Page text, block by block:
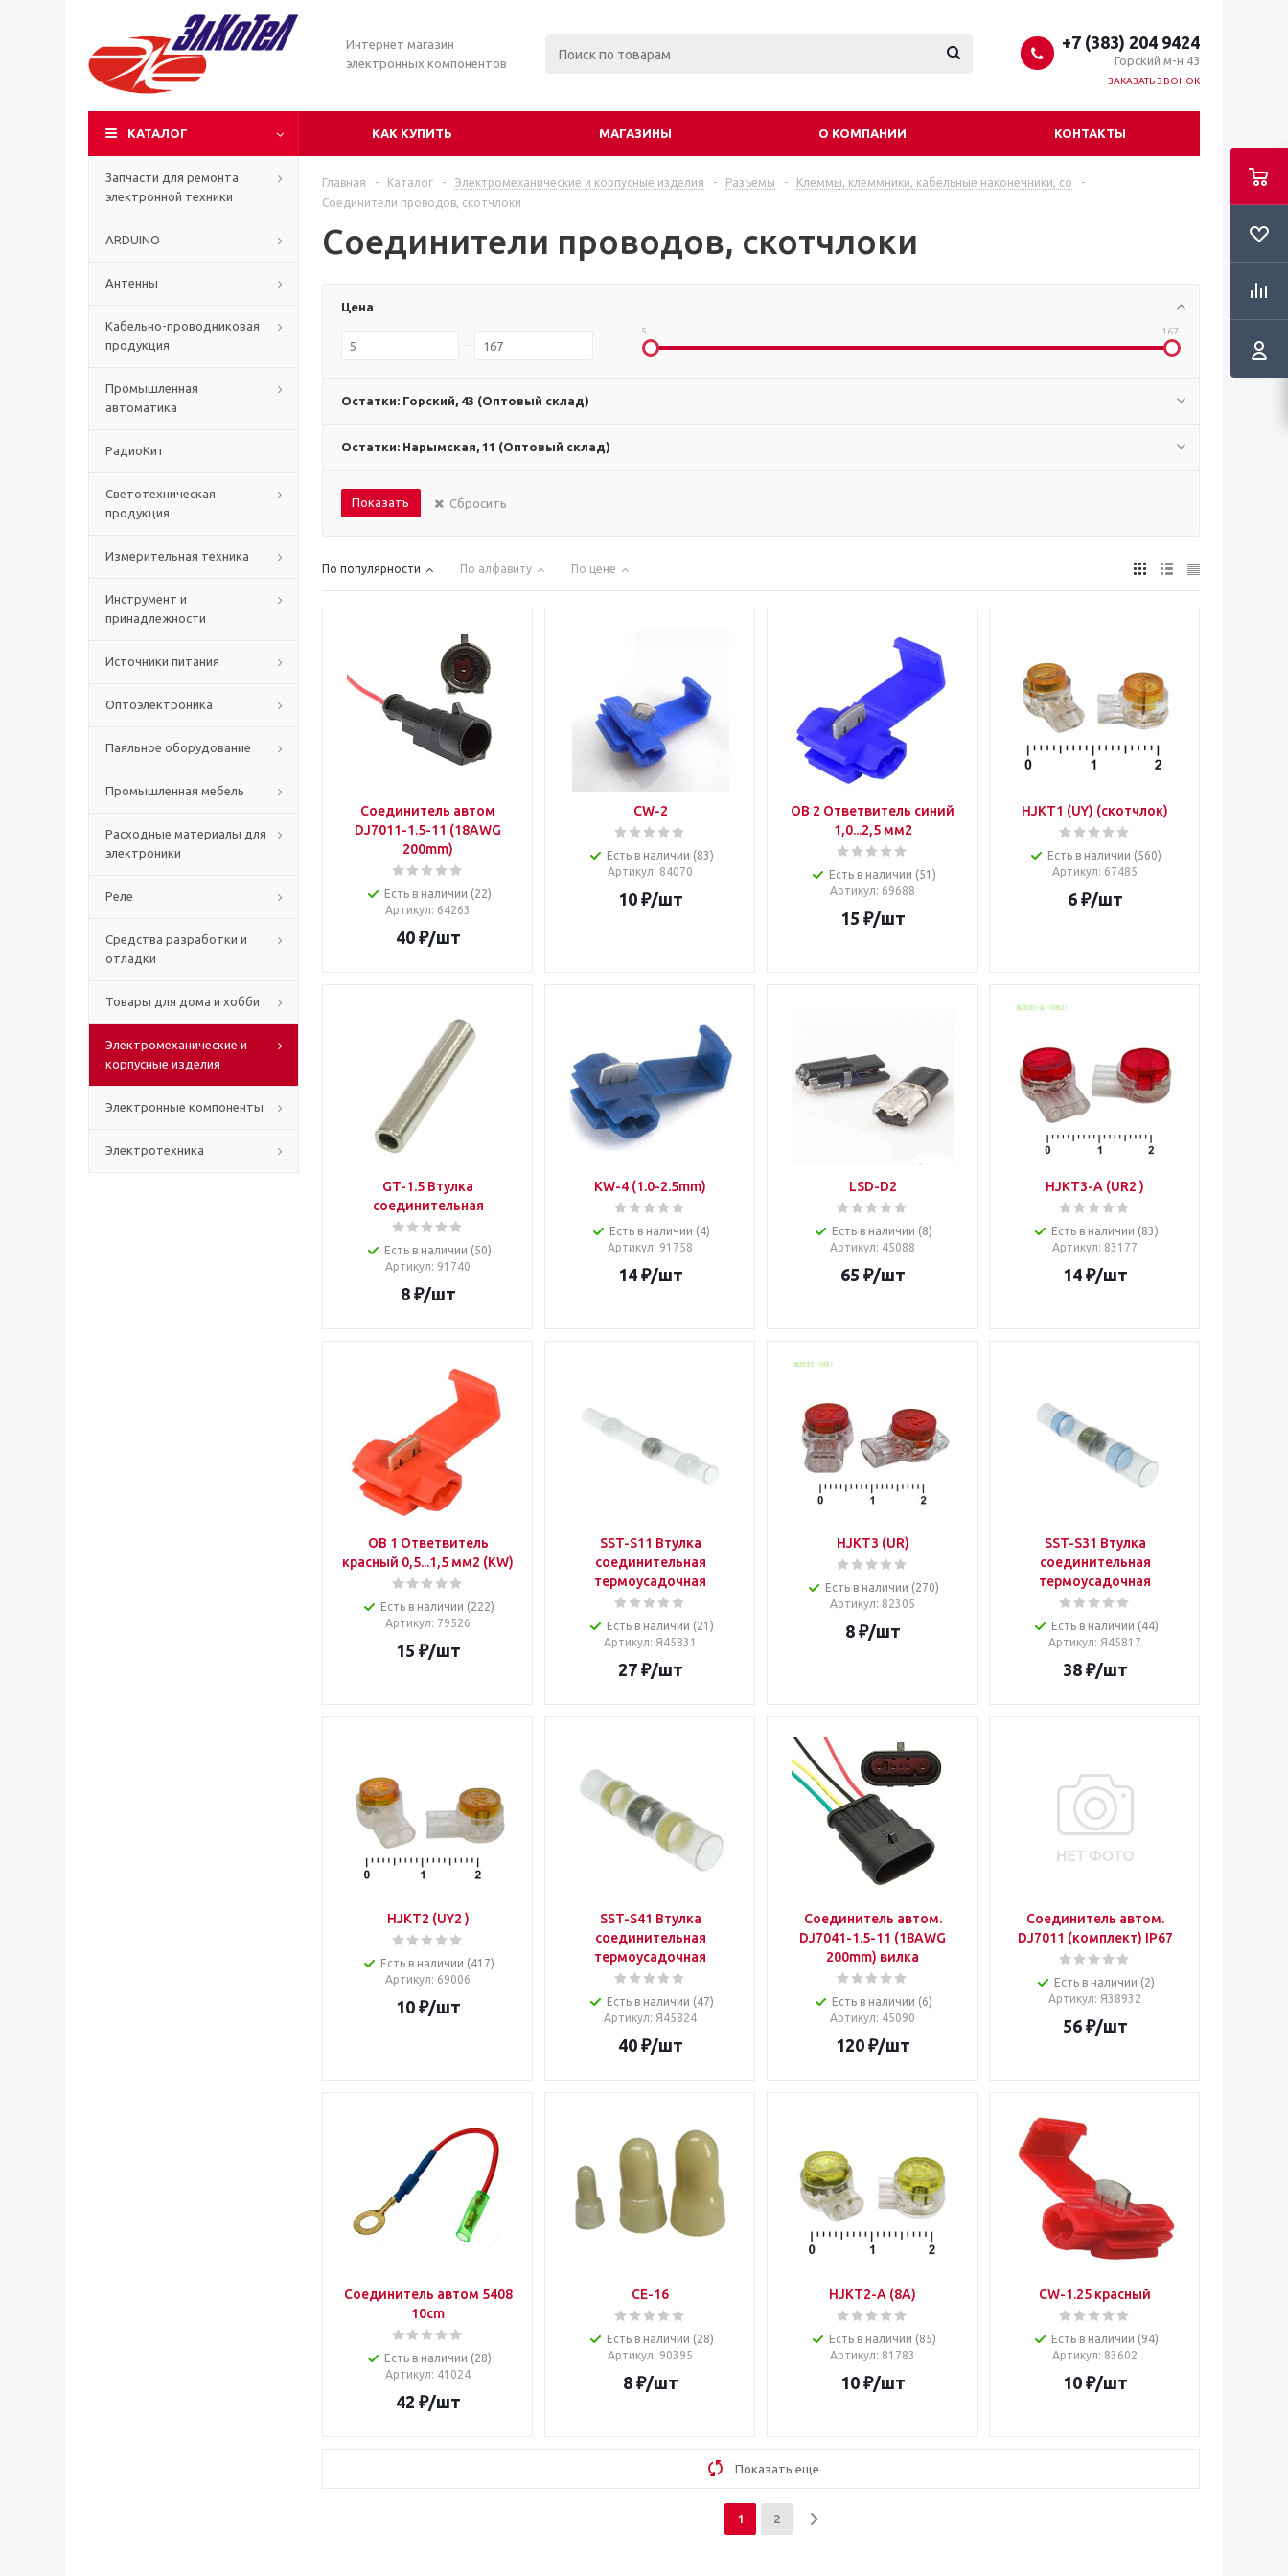
Интернет магазин
электронных компонентов
+7 (383) 204 9424
Горский м-н 43
ЗАКАЗАТЬ ЗВОНОК
КАТАЛОГ КАК КУПИТЬ МАГАЗИНЫ О КОМПАНИИ КОНТАКТЫ
Запчасти для ремонта
электронной техники
ARDUINO
Антенны
Кабельно-проводниковая
продукция
Промышленная
автоматика
РадиоКит
Светотехническая
продукция
Измерительная техника
Инструмент и
принадлежности
Источники питания
Оптоэлектроника
Паяльное оборудование
Промышленная мебель
Расходные материалы для
электроники
Реле
Средства разработки и
отладки
Товары для дома и хобби
Электромеханические и
корпусные изделия
Электронные компоненты
Электротехника
Главная - Каталог - Электромеханические и корпусные изделия - Разъемы - Клеммы, клеммники, кабельные наконечники, со
-
Соединители проводов, скотчлоки
Соединители проводов, скотчлоки
Цена
5 167
Остатки: Горский, 43 (Оптовый склад)
Остатки: Нарымская, 11 (Оптовый склад)
Показать Сбросить
По популярности По алфавиту По цене
Соединитель автом
DJ7011-1.5-11 (18AWG
200mm)
Есть в наличии (22)
Артикул: 64263
40₽/шт
CW-2
Есть в наличии (83)
Артикул: 84070
10₽/шт
ОВ 2 Ответвитель синий
1,0...2,5 мм2
Есть в наличии (51)
Артикул: 69688
15 ₽/шт
HJKT1 (UY) (скотчлок)
Есть в наличии (560)
Артикул: 67485
6₽/шт
GT-1.5 Втулка
соединительная
Есть в наличии (50)
Артикул: 91740
8₽/шт
KW-4 (1.0-2.5mm)
Есть в наличии (4)
Артикул: 91758
14₽/шт
LSD-D2
Есть в наличии (8)
Артикул: 45088
65 ₽/шт
HJKT3-A (UR2 )
Есть в наличии (83)
Артикул: 83177
14₽/шт
ОВ 1 Ответвитель
красный 0,5...1,5 мм2 (KW)
Есть в наличии (222)
Артикул: 79526
15 ₽/шт
SST-S11 Втулка
соединительная
термоусадочная
Есть в наличии (21)
Артикул: Я45831
27₽/шт
HJKT3 (UR)
Есть в наличии (270)
Артикул: 82305
8₽/шт
SST-S31 Втулка
соединительная
термоусадочная
Есть в наличии (44)
Артикул: Я45817
38₽/шт
HJKT2 (UY2 )
Есть в наличии (417)
Артикул: 69006
10₽/шт
SST-S41 Втулка
соединительная
термоусадочная
Есть в наличии (47)
Артикул: Я45824
40₽/шт
Соединитель автом.
DJ7041-1.5-11 (18AWG
200mm) вилка
Есть в наличии (6)
Артикул: 45090
120₽/шт
Соединитель автом.
DJ7011 (комплект) IP67
Есть в наличии (2)
Артикул: Я38932
56₽/шт
Соединитель автом 5408
10cm
Есть в наличии (28)
Артикул: 41024
42 ₽/шт
CE-16
Есть в наличии (28)
Артикул: 90395
8₽/шт
HJKT2-A (8A)
Есть в наличии (85)
Артикул: 81783
10₽/шт
CW-1.25 красный
Есть в наличии (94)
Артикул: 83602
10₽/шт
Показать еще
1 2